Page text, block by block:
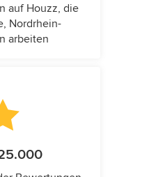
auf Houzz, die
Nordrhein-
arbeiten